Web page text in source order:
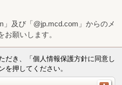
及び「@jp.mcd.com」からのメ
願いします。
だき、「個人情報保護方針に同意し
を押してください。